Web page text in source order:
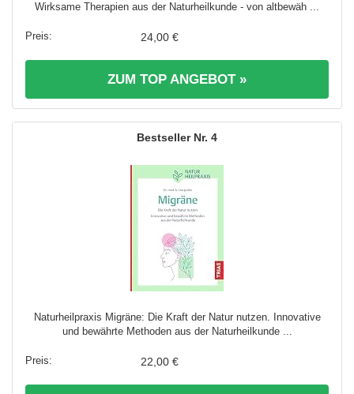
Wirksame Therapien aus der Naturheilkunde - von altbewäh ...
24,00 €
ZUM TOP ANGEBOT »
4
Naturheilpraxis Migräne: Die Kraft der Natur nutzen. Innovative
und bewährte Methoden aus der Naturheilkunde ...
22,00 €